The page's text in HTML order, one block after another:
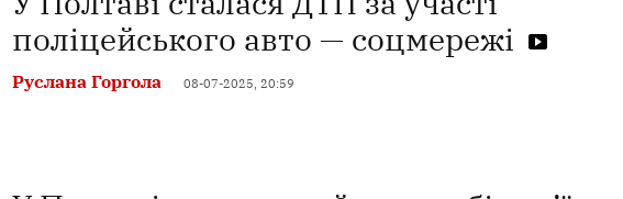
поліцейського авто — соцмережі
Руслана Горгола 08-07-2025, 20:59